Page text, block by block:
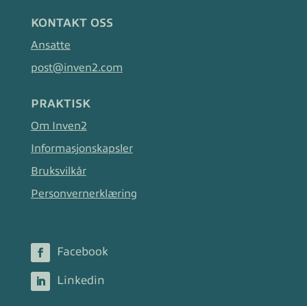
KONTAKT OSS
Ansatte
post@inven2.com
PRAKTISK
Om Inven2
Informasjonskapsler
Bruksvilkår
Personvernerklæring